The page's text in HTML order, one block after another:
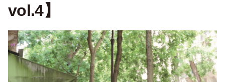
vol.4】